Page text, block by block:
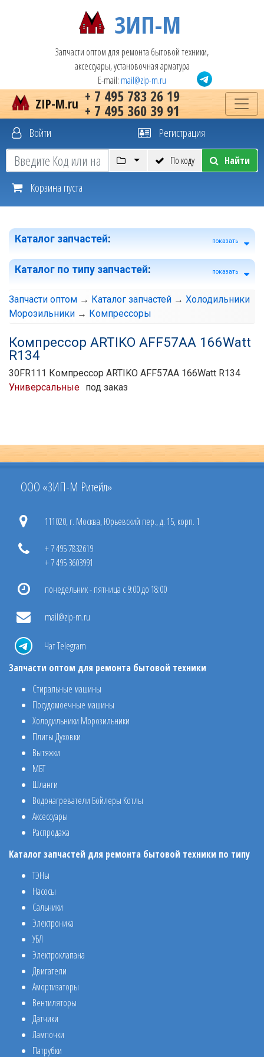
ЗИП-М
Запчасти оптом для ремонта бытовой техники,
аксессуары, установочная арматура
E-mail: mail@zip-m.ru
+ 7 495 783 26 19
+ 7 495 360 39 91
ZIP-M.ru
Войти Регистрация
По коду Найти
Корзина пуста
Каталог запчастей: показать
Каталог по типу запчастей: показать
Запчасти оптом → Каталог запчастей → Холодильники
Морозильники → Компрессоры
Компрессор ARTIKO AFF57AA 166Watt
R134
30FR111 Компрессор ARTIKO AFF57AA 166Watt R134
Универсальные под заказ
ООО «ЗИП-М Ритейл»
111020, г. Москва, Юрьевский пер., д. 15, корп. 1
+ 7 495 7832619
+ 7 495 3603991
понедельник - пятница с 9:00 до 18:00
mail@zip-m.ru
Чат Telegram
Запчасти оптом для ремонта бытовой техники
Стиральные машины
Посудомоечные машины
Холодильники Морозильники
Плиты Духовки
Вытяжки
МБТ
Шланги
Водонагреватели Бойлеры Котлы
Аксессуары
Распродажа
Каталог запчастей для ремонта бытовой техники по типу
ТЭНы
Насосы
Сальники
Электроника
УБЛ
Электроклапана
Двигатели
Амортизаторы
Вентиляторы
Датчики
Лампочки
Патрубки